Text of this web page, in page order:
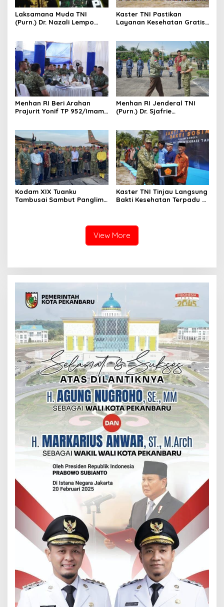
Laksamana Muda TNI
(Purn.) Dr. Nazali Lempo
Tegas, Berintegritas, dan
Tidak Berkompromi
terhadap Penegakan
Hukum
Kaster TNI Pastikan
Layanan Kesehatan Gratis
untuk Masyarakat Lingga
Menhan RI Beri Arahan
Prajurit Yonif TP 952/Imam
Penguatan Satuan
Menhan RI Jenderal TNI
(Purn.) Dr. Sjafrie
Tuanku Tambusai Kawal
Kunjungan ke Dua Yonif
Teritorial Pembangunan
Kodam XIX Tuanku
Tambusai Sambut Panglima
Kaster TNI Tinjau Langsung
Bakti Kesehatan Terpadu di
untuk Masyarakat
View More